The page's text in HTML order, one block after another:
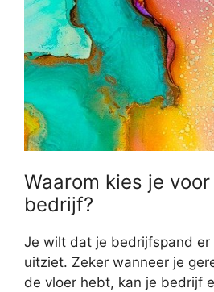
Waarom kies je
bedrijf?
Je wilt dat je bedrijfspand er
uitziet. Zeker wanneer je
de vloer hebt, kan je bedrijf